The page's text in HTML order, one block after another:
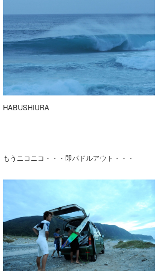
HABUSHIURA
もうニコニコ・・・即パドルアウト・・・